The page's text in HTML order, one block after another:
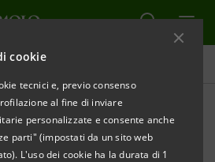
cookie
tecnici e, previo consenso
al fine di inviare
personalizzate e consente anche
parti" (impostati da un sito web
L'uso dei cookie ha la durata di 1
UNA CONVENZIONE PER
DELL’ENERGIA ELETTRICA DA